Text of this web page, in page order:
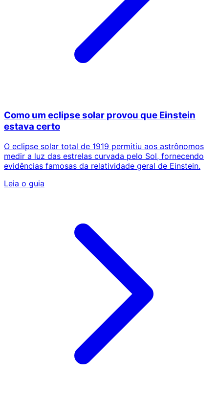
Como um eclipse solar provou que Einstein
estava certo
O eclipse solar total de 1919 permitiu aos astrônomos
medir a luz das estrelas curvada pelo Sol, fornecendo
evidências famosas da relatividade geral de Einstein.
Leia o guia